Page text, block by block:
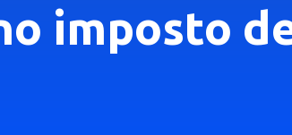
imposto